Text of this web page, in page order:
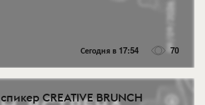
Сегодня в 17:54 70
CREATIVE BRUNCH